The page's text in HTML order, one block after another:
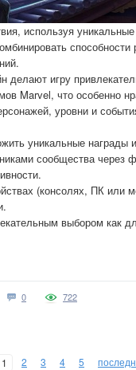
используя
способности
делают игру
Marvel, что особенно
уровни и
уникальные награды
сообщества через
(консолях, ПК или
выбором как
0 722
1 2 3 4 5